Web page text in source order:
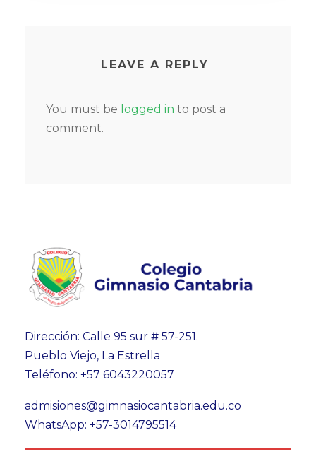
LEAVE A REPLY
You must be logged in to post a
comment.
Dirección: Calle 95 sur # 57-251.
Pueblo Viejo, La Estrella
Teléfono: +57 6043220057
admisiones@gimnasiocantabria.edu.co
WhatsApp: +57-3014795514